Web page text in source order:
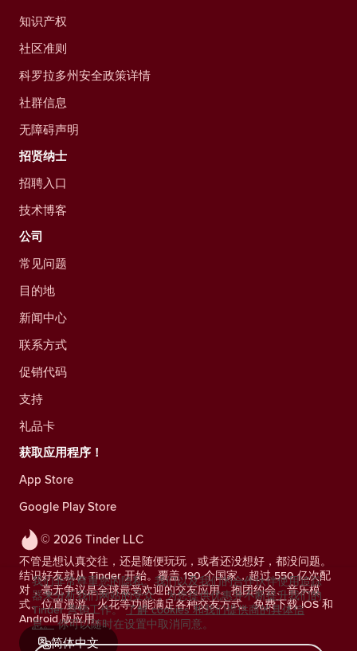
© 2026 Tinder LLC
不管是想认真交往，还是随便玩玩，或者还没想好，都没问题。
结识好友就从 Tinder 开始。覆盖 190 个国家，超过 550 亿次配
对，毫无争议是全球最受欢迎的交友应用。抱团约会、音乐模
式、位置漫游、火花等功能满足各种交友方式。免费下载 iOS 和
Android 版应用。
简体中文
知识产权
社区准则
科罗拉多州安全政策详情
社群信息
无障碍声明
招贤纳士
招聘入口
技术博客
公司
常见问题
目的地
新闻中心
联系方式
促销代码
支持
礼品卡
获取应用程序！
App Store
Google Play Store
我们非常尊重您的隐私。我们以及我们的合作伙伴使用追踪
器来分析我们网站的受众，为您提供优惠并不断提升我们的
Tinder 营销工作。 了解 cookies 和我们提供商的具体信
息。 你可以随时在设置中取消同意。